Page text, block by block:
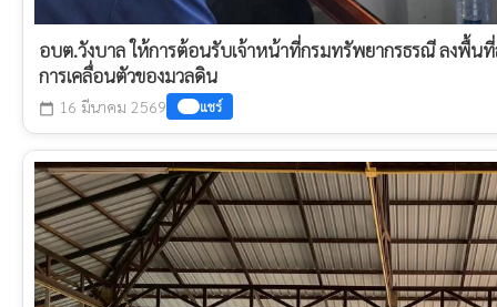
อบต.วังบาล ให้การต้อนรับเจ้าหน้าที่กรมทรัพยากรธรณี ลงพื้น
การเคลื่อนตัวของมวลดิน
calendar_today 16 มีนาคม 2569 แชร์